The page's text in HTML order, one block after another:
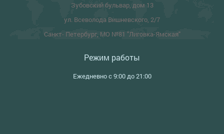
Зубовский бульвар, дом 13
ул. Всеволода Вишневского, 2/7
Санкт- Петербург, МО №81 "Лиговка-Ямская"
Режим работы
Ежедневно с 9:00 до 21:00